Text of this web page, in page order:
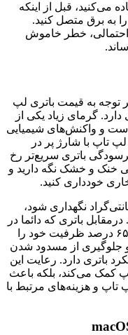
می‌کنید، قبل از اینکه
به برق متصل کنید.
خطر خاموش
توجه به قیمت باتری لپ
گرمای زیاد یکی از
و واکنش‌های شیمیایی
تاپ با شارژ پر در
باتری سریع‌تر رخ
خنک و خشک نگه دارید و
خودداری کنید.
پایین‌تر از ۳۰ درجه سانتی‌گراد نگهداری شود،
می‌کند. درمقابل باتری‌ که دائما در
دمای بالای ۴۰ درجه قرار می‌گیرد فقط ۶۵ درصد ظرفیت خود را
و جلوگیری از مسدود شدن
باتری دارد. رعایت این
کمک می‌کند، بلکه باعث
و هزینه‌های مرتبط با